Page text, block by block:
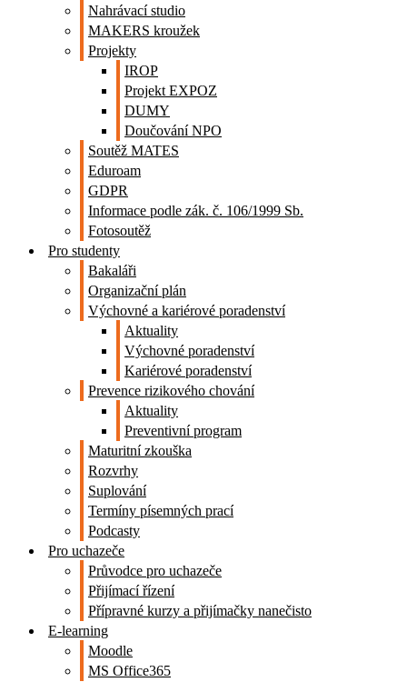
Nahrávací studio
MAKERS kroužek
Projekty
IROP
Projekt EXPOZ
DUMY
Doučování NPO
Soutěž MATES
Eduroam
GDPR
Informace podle zák. č. 106/1999 Sb.
Fotosoutěž
Pro studenty
Bakaláři
Organizační plán
Výchovné a kariérové poradenství
Aktuality
Výchovné poradenství
Kariérové poradenství
Prevence rizikového chování
Aktuality
Preventivní program
Maturitní zkouška
Rozvrhy
Suplování
Termíny písemných prací
Podcasty
Pro uchazeče
Průvodce pro uchazeče
Přijímací řízení
Přípravné kurzy a přijímačky nanečisto
E-learning
Moodle
MS Office365